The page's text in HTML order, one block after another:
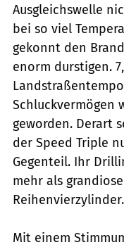
Ausgleichswelle
bei so viel
gekonnt den
enorm durstigen.
Schluckvermögen
geworden. Derart
der Speed Triple
Gegenteil. Ihr
mehr als
Reihenvierzylinder.
Mit einem